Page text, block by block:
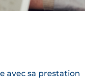
avec sa prestation